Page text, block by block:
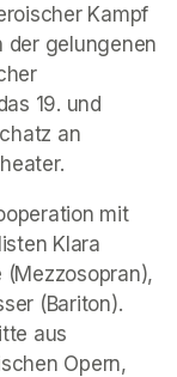
Kampf
der gelungenen
19. und
an
mit
Klara
(Mezzosopran),
(Bariton).
aus
Opern,